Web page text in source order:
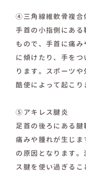
④三角線維軟骨複合
手首の小指側にあ
もので、手首に痛
に傾けたり、手を
ります。スポーツ
酷使によって起こり
⑤アキレス腱炎
足首の後ろにある
痛みや腫れが生じ
の原因となります
ス腱を使い過ぎるこ